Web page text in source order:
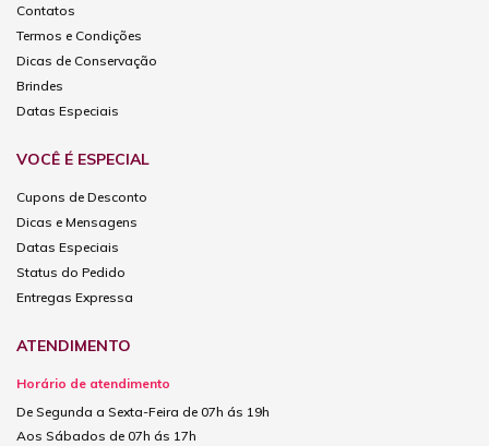
Contatos
Termos e Condições
Dicas de Conservação
Brindes
Datas Especiais
VOCÊ É ESPECIAL
Cupons de Desconto
Dicas e Mensagens
Datas Especiais
Status do Pedido
Entregas Expressa
ATENDIMENTO
Horário de atendimento
De Segunda a Sexta-Feira de 07h ás 19h
Aos Sábados de 07h ás 17h